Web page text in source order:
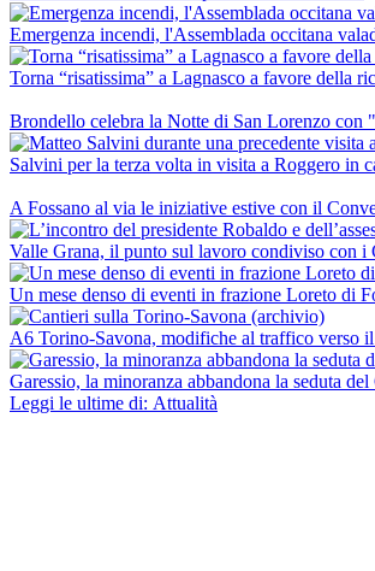
Emergenza incendi, l'Assemblada occitana
Torna “risatissima” a Lagnasco a favore della
Brondello celebra la Notte di San Lorenzo con
Salvini per la terza volta in visita a Roggero in
A Fossano al via le iniziative estive con il
Valle Grana, il punto sul lavoro condiviso con i
Un mese denso di eventi in frazione Loreto di
A6 Torino-Savona, modifiche al traffico verso
Garessio, la minoranza abbandona la seduta
Leggi le ultime di: Attualità